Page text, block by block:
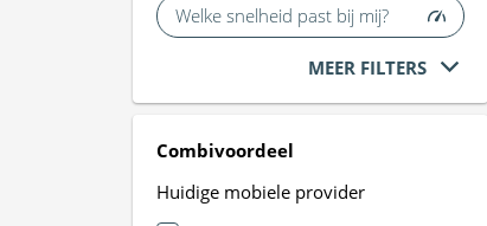
Welke snelheid past bij mij?
MEER FILTERS
Combivoordeel
Huidige mobiele provider